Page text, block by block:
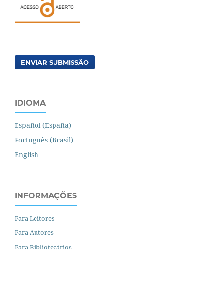
ENVIAR SUBMISSÃO
IDIOMA
Español (España)
Português (Brasil)
English
INFORMAÇÕES
Para Leitores
Para Autores
Para Bibliotecários